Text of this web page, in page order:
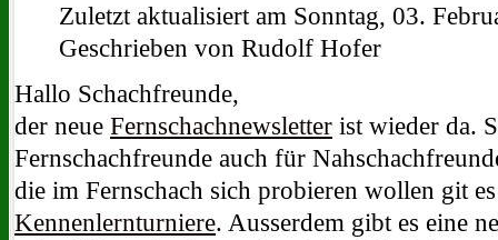
Zuletzt aktualisiert am Sonntag, 03.
Geschrieben von Rudolf Hofer
Hallo Schachfreunde,
der neue Fernschachnewsletter ist wieder da.
Fernschachfreunde auch für
die im Fernschach sich probieren wollen git
Kennenlernturniere. Ausserdem gibt es eine